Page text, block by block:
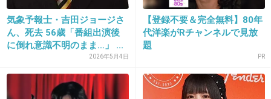
+298 -11
五輪キャスターって大体同じメンツになるよね
気象予報士・吉田ジョージさ
ん、死去 56歳「番組出演後
に倒れ意識不明のまま…」 ...
2026年5月4日
【登録不要＆完全無料】80年
代洋楽がRチャンネルで見放
題
PR